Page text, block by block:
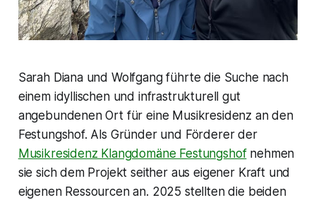
Sarah Diana und Wolfgang führte die Suche nach
einem idyllischen und infrastrukturell gut
angebundenen Ort für eine Musikresidenz an den
Festungshof. Als Gründer und Förderer der
Musikresidenz Klangdomäne Festungshofnehmen
sie sich dem Projekt seither aus eigener Kraft und
eigenen Ressourcen an. 2025 stellten die beiden